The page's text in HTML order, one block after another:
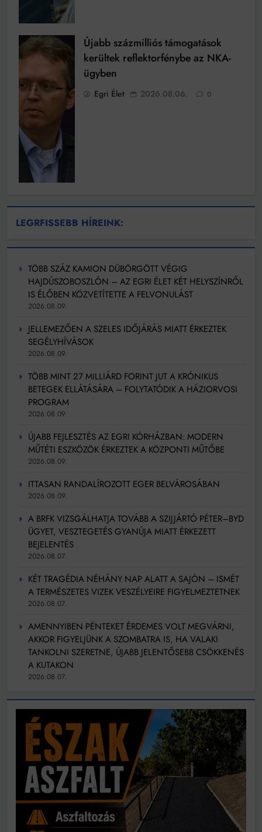
Újabb százmilliós támogatások
kerültek reflektorfénybe az NKA-
ügyben
Egri Élet 2026.08.06. 0
LEGRFISSEBB HÍREINK:
TÖBB SZÁZ KAMION DÜBÖRGÖTT VÉGIG
HAJDÚSZOBOSZLÓN – AZ EGRI ÉLET KÉT HELYSZÍNRŐL
IS ÉLŐBEN KÖZVETÍTETTE A FELVONULÁST
2026.08.09.
JELLEMEZŐEN A SZELES IDŐJÁRÁS MIATT ÉRKEZTEK
SEGÉLYHÍVÁSOK
2026.08.09.
TÖBB MINT 27 MILLIÁRD FORINT JUT A KRÓNIKUS
BETEGEK ELLÁTÁSÁRA – FOLYTATÓDIK A HÁZIORVOSI
PROGRAM
2026.08.09.
ÚJABB FEJLESZTÉS AZ EGRI KÓRHÁZBAN: MODERN
MŰTÉTI ESZKÖZÖK ÉRKEZTEK A KÖZPONTI MŰTŐBE
2026.08.09.
ITTASAN RANDALÍROZOTT EGER BELVÁROSÁBAN
2026.08.09.
A BRFK VIZSGÁLHATJA TOVÁBB A SZIJJÁRTÓ PÉTER–BYD
ÜGYET, VESZTEGETÉS GYANÚJA MIATT ÉRKEZETT
BEJELENTÉS
2026.08.07.
KÉT TRAGÉDIA NÉHÁNY NAP ALATT A SAJÓN – ISMÉT
A TERMÉSZETES VIZEK VESZÉLYEIRE FIGYELMEZTETNEK
2026.08.07.
AMENNYIBEN PÉNTEKET ÉRDEMES VOLT MEGVÁRNI,
AKKOR FIGYELJÜNK A SZOMBATRA IS, HA VALAKI
TANKOLNI SZERETNE, ÚJABB JELENTŐSEBB CSÖKKENÉS
A KUTAKON
2026.08.07.